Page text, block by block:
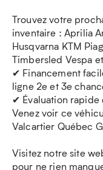
Trouvez votre
inventaire : Aprilia
Husqvarna KTM
Timbersled Vespa
✔ Financement
ligne 2e et 3e
✔ Évaluation rapide
Venez voir ce
Valcartier Québec
Visitez notre site
pour ne rien